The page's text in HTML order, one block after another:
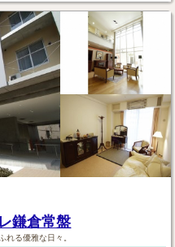
鎌倉常盤
れる優雅な日々。